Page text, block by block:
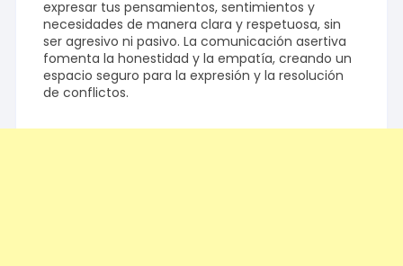
expresar tus pensamientos, sentimientos y
necesidades de manera clara y respetuosa, sin
ser agresivo ni pasivo. La comunicación asertiva
fomenta la honestidad y la empatía, creando un
espacio seguro para la expresión y la resolución
de conflictos.